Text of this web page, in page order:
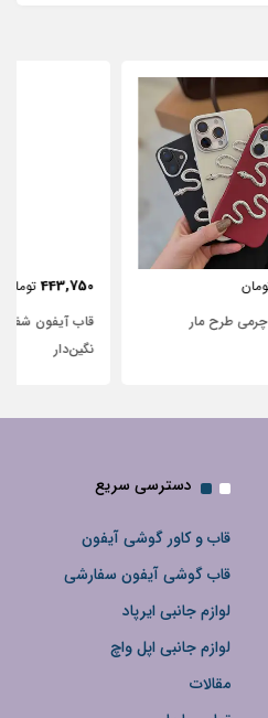
قاب آیفون شفاف با پاپیون سفید و
دسترسی سریع
قاب و کاور گوشی آیفون
قاب گوشی آیفون سفارشی
لوازم جانبی ایرپاد
لوازم جانبی اپل واچ
مقالات